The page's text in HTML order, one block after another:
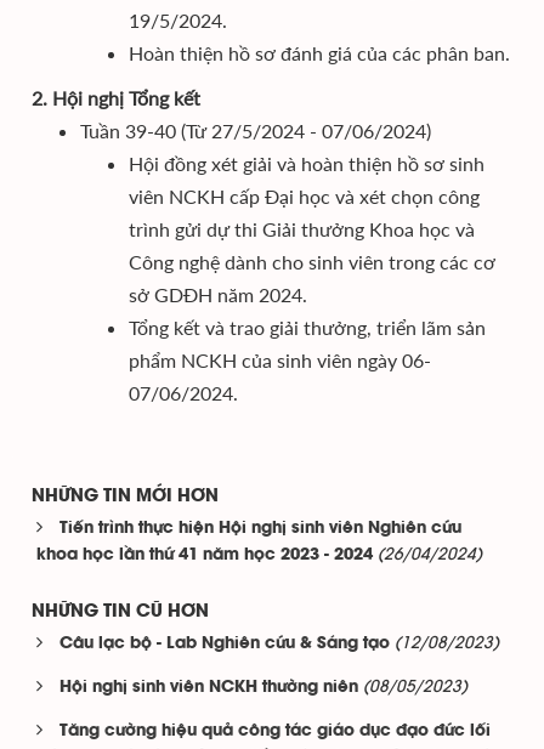
19/5/2024.
Hoàn thiện hồ sơ đánh giá của các phân ban.
2. Hội nghị Tổng kết
Tuần 39-40 (Từ 27/5/2024 - 07/06/2024)
Hội đồng xét giải và hoàn thiện hồ sơ sinh
viên NCKH cấp Đại học và xét chọn công
trình gửi dự thi Giải thưởng Khoa học và
Công nghệ dành cho sinh viên trong các cơ
sở GDĐH năm 2024.
Tổng kết và trao giải thưởng, triển lãm sản
phẩm NCKH của sinh viên ngày 06-
07/06/2024.
NHỮNG TIN MỚI HƠN
Tiến trình thực hiện Hội nghị sinh viên Nghiên cứu
khoa học lần thứ 41 năm học 2023 - 2024 (26/04/2024)
NHỮNG TIN CŨ HƠN
Câu lạc bộ - Lab Nghiên cứu & Sáng tạo (12/08/2023)
Hội nghị sinh viên NCKH thường niên (08/05/2023)
Tăng cường hiệu quả công tác giáo dục đạo đức lối